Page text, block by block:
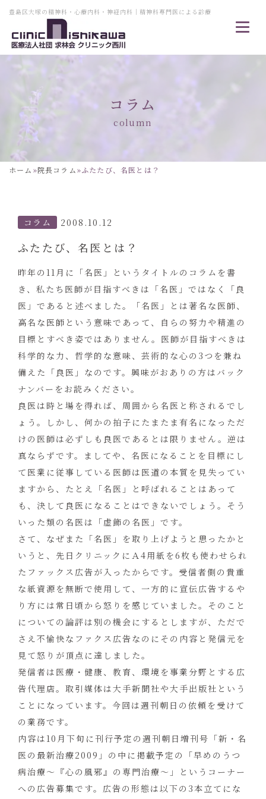
豊島区大塚の精神科・心療内科・神経内科｜精神科専門医による診療
コラム
column
ホーム »院長コラム»ふたたび、名医とは？
コラム 2008.10.12
ふたたび、名医とは？
昨年の11月に「名医」というタイトルのコラムを書
き、私たち医師が目指すべきは「名医」ではなく「良
医」であると述べました。「名医」とは著名な医師、
高名な医師という意味であって、自らの努力や精進の
目標とすべき姿ではありません。医師が目指すべきは
科学的な力、哲学的な意味、芸術的な心の3つを兼ね
備えた「良医」なのです。興味がおありの方はバック
ナンバーをお読みください。
良医は時と場を得れば、周囲から名医と称されるでし
ょう。しかし、何かの拍子にたまたま有名になっただ
けの医師は必ずしも良医であるとは限りません。逆は
真ならずです。ましてや、名医になることを目標にし
て医業に従事している医師は医道の本質を見失ってい
ますから、たとえ「名医」と呼ばれることはあって
も、決して良医になることはできないでしょう。そう
いった類の名医は「虚飾の名医」です。
さて、なぜまた「名医」を取り上げようと思ったかと
いうと、先日クリニックにＡ4用紙を6枚も使わせられ
たファックス広告が入ったからです。受信者側の貴重
な紙資源を無断で使用して、一方的に宣伝広告するや
り方には常日頃から怒りを感じていました。そのこと
についての論評は別の機会にするとしますが、ただで
さえ不愉快なファクス広告なのにその内容と発信元を
見て怒りが頂点に達しました。
発信者は医療・健康、教育、環境を事業分野とする広
告代理店。取引媒体は大手新聞社や大手出版社という
ことになっています。今回は週刊朝日の依頼を受けて
の業務です。
内容は10月下旬に刊行予定の週刊朝日増刊号「新・名
医の最新治療2009」の中に掲載予定の「早めのうつ
病治療～『心の風邪』の専門治療～」というコーナー
への広告募集です。広告の形態は以下の3本立てにな